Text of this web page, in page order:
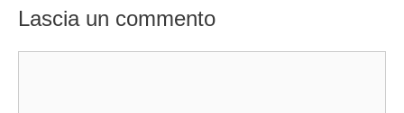
Lascia un commento